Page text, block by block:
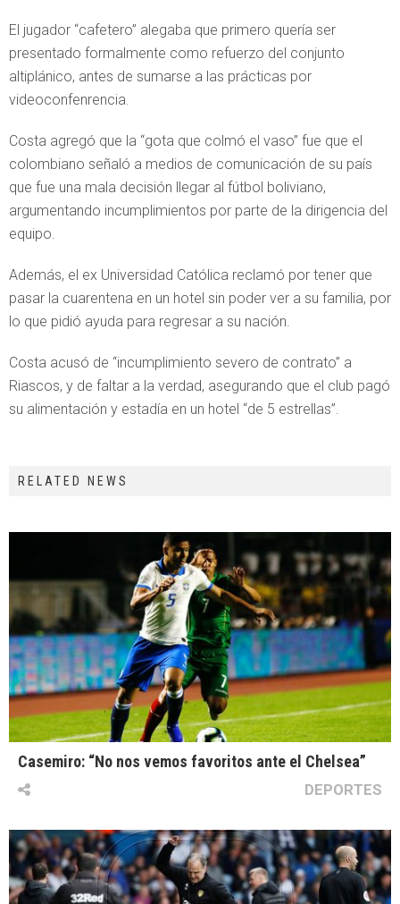
El jugador “cafetero” alegaba que primero quería ser
presentado formalmente como refuerzo del conjunto
altiplánico, antes de sumarse a las prácticas por
videoconfenrencia.
Costa agregó que la “gota que colmó el vaso” fue que el
colombiano señaló a medios de comunicación de su país
que fue una mala decisión llegar al fútbol boliviano,
argumentando incumplimientos por parte de la dirigencia del
equipo.
Además, el ex Universidad Católica reclamó por tener que
pasar la cuarentena en un hotel sin poder ver a su familia, por
lo que pidió ayuda para regresar a su nación.
Costa acusó de “incumplimiento severo de contrato” a
Riascos, y de faltar a la verdad, asegurando que el club pagó
su alimentación y estadía en un hotel “de 5 estrellas”.
RELATED NEWS
Casemiro: “No nos vemos favoritos ante el Chelsea”
DEPORTES